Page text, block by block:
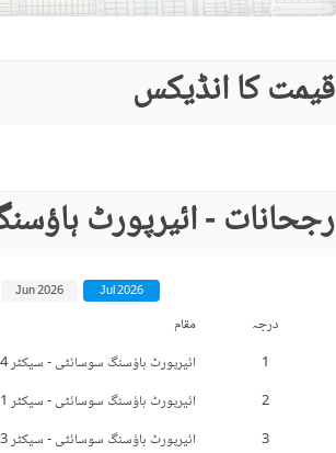
قیمت کا انڈیکس
رجحانات - ائیرپورٹ
درجہ مقام
1
ائیرپورٹ ہاؤسنگ سوسائٹی - سیکٹر 4
2
ائیرپورٹ ہاؤسنگ سوسائٹی - سیکٹر 1
3
ائیرپورٹ ہاؤسنگ سوسائٹی - سیکٹر 3
Jul 2026
Jun 2026